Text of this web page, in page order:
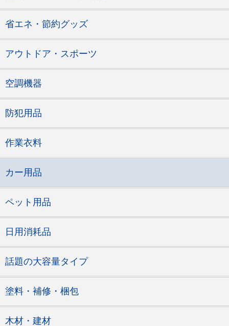
省エネ・節約グッズ
アウトドア・スポーツ
空調機器
防犯用品
作業衣料
カー用品
ペット用品
日用消耗品
話題の大容量タイプ
塗料・補修・梱包
木材・建材